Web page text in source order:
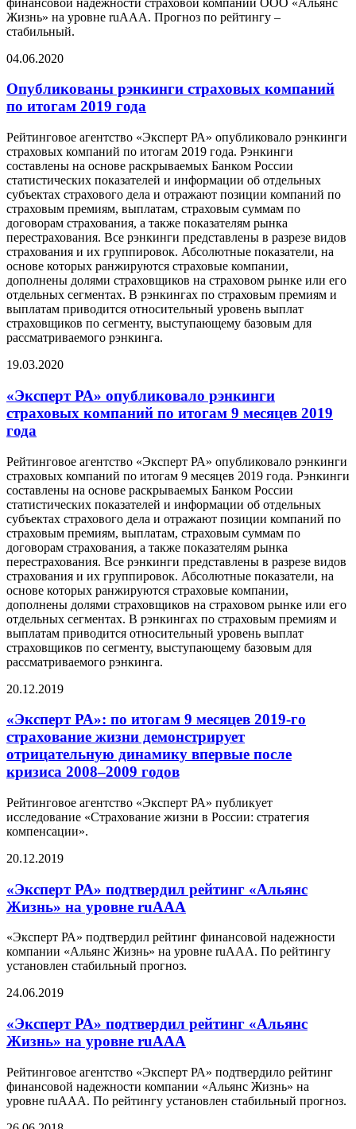
Жизнь» на уровне ruAAА. Прогноз по рейтингу –
стабильный.
04.06.2020
Опубликованы рэнкинги страховых компаний
по итогам 2019 года
Рейтинговое агентство «Эксперт РА» опубликовало рэнкинги
страховых компаний по итогам 2019 года. Рэнкинги
составлены на основе раскрываемых Банком России
статистических показателей и информации об отдельных
субъектах страхового дела и отражают позиции компаний по
страховым премиям, выплатам, страховым суммам по
договорам страхования, а также показателям рынка
перестрахования. Все рэнкинги представлены в разрезе видов
страхования и их группировок. Абсолютные показатели, на
основе которых ранжируются страховые компании,
дополнены долями страховщиков на страховом рынке или его
отдельных сегментах. В рэнкингах по страховым премиям и
выплатам приводится относительный уровень выплат
страховщиков по сегменту, выступающему базовым для
рассматриваемого рэнкинга.
19.03.2020
«Эксперт РА» опубликовало рэнкинги
страховых компаний по итогам 9 месяцев 2019
года
Рейтинговое агентство «Эксперт РА» опубликовало рэнкинги
страховых компаний по итогам 9 месяцев 2019 года. Рэнкинги
составлены на основе раскрываемых Банком России
статистических показателей и информации об отдельных
субъектах страхового дела и отражают позиции компаний по
страховым премиям, выплатам, страховым суммам по
договорам страхования, а также показателям рынка
перестрахования. Все рэнкинги представлены в разрезе видов
страхования и их группировок. Абсолютные показатели, на
основе которых ранжируются страховые компании,
дополнены долями страховщиков на страховом рынке или его
отдельных сегментах. В рэнкингах по страховым премиям и
выплатам приводится относительный уровень выплат
страховщиков по сегменту, выступающему базовым для
рассматриваемого рэнкинга.
20.12.2019
«Эксперт РА»: по итогам 9 месяцев 2019-го
страхование жизни демонстрирует
отрицательную динамику впервые после
кризиса 2008–2009 годов
Рейтинговое агентство «Эксперт РА» публикует
исследование «Страхование жизни в России: стратегия
компенсации».
20.12.2019
«Эксперт РА» подтвердил рейтинг «Альянс
Жизнь» на уровне ruAAA
«Эксперт РА» подтвердил рейтинг финансовой надежности
компании «Альянс Жизнь» на уровне ruAAA. По рейтингу
установлен стабильный прогноз.
24.06.2019
«Эксперт РА» подтвердил рейтинг «Альянс
Жизнь» на уровне ruAAA
Рейтинговое агентство «Эксперт РА» подтвердило рейтинг
финансовой надежности компании «Альянс Жизнь» на
уровне ruAAA. По рейтингу установлен стабильный прогноз.